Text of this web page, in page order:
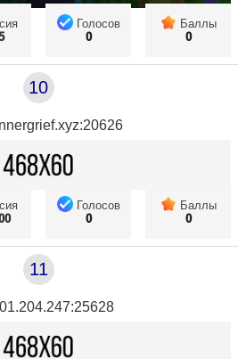
Голосов
0
Баллы
0
10
Голосов
0
Баллы
0
11